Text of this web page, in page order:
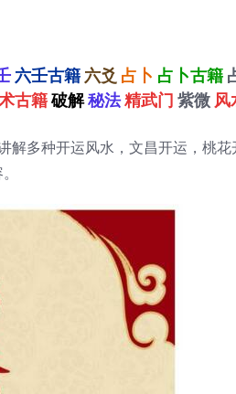
六壬古籍 六爻 占卜 占卜古籍
古籍破解秘法精武门 紫微 风
解多种开运风水，文昌开运，桃